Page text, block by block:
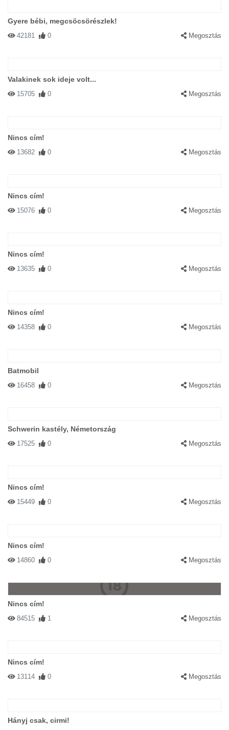
Gyere bébi, megcsöcsörészlek!
42181 0 Megosztás
Valakinek sok ideje volt...
15705 0 Megosztás
Nincs cím!
13682 0 Megosztás
Nincs cím!
15076 0 Megosztás
Nincs cím!
13635 0 Megosztás
Nincs cím!
14358 0 Megosztás
Batmobil
16458 0 Megosztás
Schwerin kastély, Németország
17525 0 Megosztás
Nincs cím!
15449 0 Megosztás
Nincs cím!
14860 0 Megosztás
Nincs cím!
84515 1 Megosztás
Nincs cím!
13114 0 Megosztás
Hányj csak, cirmi!